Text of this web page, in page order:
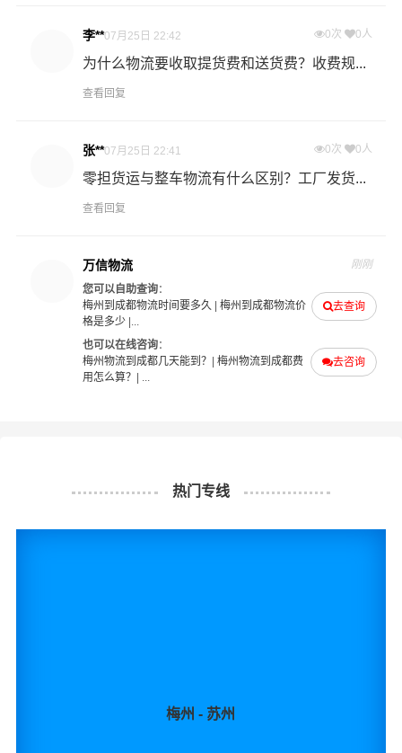
也提供从梅州发物流到成都的运输服务，您也可以多多
咨询，找到合适您的物流服务商。
李**07月25日 22:42 0次 0人
为什么物流要收取提货费和送货费？收费规...
查看回复
张**07月25日 22:41 0次 0人
零担货运与整车物流有什么区别？工厂发货...
查看回复
万信物流 刚刚
去查询
您可以自助查询：
梅州到成都物流时间要多久 | 梅州到成都物流价
格是多少|...
去咨询
也可以在线咨询：
梅州物流到成都几天能到？ | 梅州物流到成都费
用怎么算？ | ...
热门专线
梅州 - 苏州